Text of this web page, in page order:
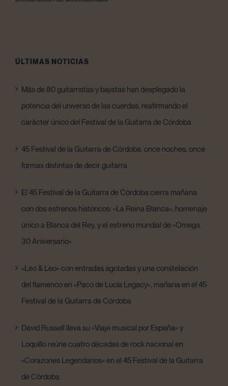
ÚLTIMAS NOTICIAS
Más de 80 guitarristas y bajistas han desplegado la
potencia del universo de las cuerdas, reafirmando el
carácter único del Festival de la Guitarra de Córdoba
45 Festival de la Guitarra de Córdoba: once noches, once
formas distintas de decir guitarra
El 45 Festival de la Guitarra de Córdoba cierra mañana
con dos estrenos históricos: «La Reina Blanca», homenaje
único a Blanca del Rey, y el estreno mundial de «Omega.
30 Aniversario»
«Leo & Leo» con entradas agotadas y una constelación
del flamenco en «Paco de Lucía Legacy», mañana en el 45
Festival de la Guitarra de Córdoba
David Russell lleva su «Viaje musical por España» y
Loquillo reúne cuatro décadas de rock nacional en
«Corazones Legendarios» en el 45 Festival de la Guitarra
de Córdoba